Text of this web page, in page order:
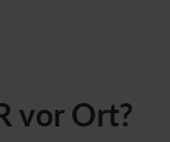
vor Ort?